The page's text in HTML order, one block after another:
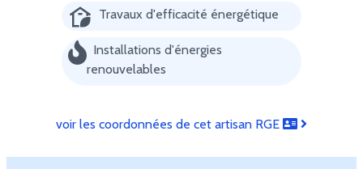
Travaux d'efficacité énergétique
Installations d'énergies
renouvelables
voir les coordonnées de cet artisan RGE